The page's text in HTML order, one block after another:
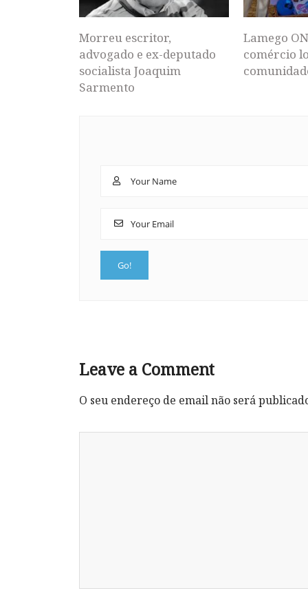
Morreu escritor,
advogado e ex-deputado
socialista Joaquim
Sarmento
Lamego
comércio
Leave a Comment
O seu endereço de email não será